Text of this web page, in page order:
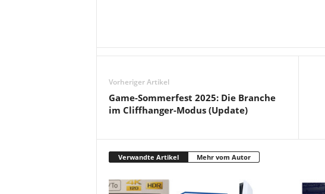
Vorheriger Artikel
Game-Sommerfest 2025: Die Branche
im Cliffhanger-Modus (Update)
Verwandte Artikel Mehr vom Autor